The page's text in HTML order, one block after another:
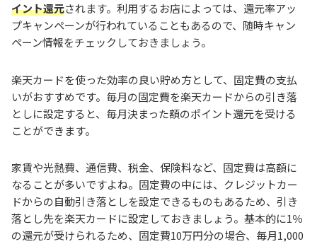
イント還元されます。利用するお店によっては、還元率アッ
プキャンペーンが行われていることもあるので、随時キャン
ペーン情報をチェックしておきましょう。
楽天カードを使った効率の良い貯め方として、固定費の支払
いがおすすめです。毎月の固定費を楽天カードからの引き落
としに設定すると、毎月決まった額のポイント還元を受ける
ことができます。
家賃や光熱費、通信費、税金、保険料など、固定費は高額に
なることが多いですよね。固定費の中には、クレジットカー
ドからの自動引き落としを設定できるものもあるため、引き
落とし先を楽天カードに設定しておきましょう。基本的に1％
の還元が受けられるため、固定費10万円分の場合、毎月1,000